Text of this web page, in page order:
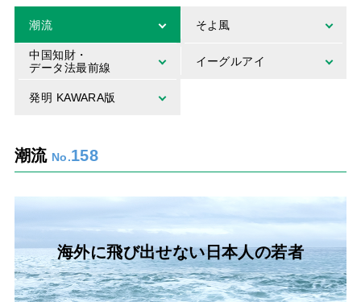
潮流 そよ風
中国知財・
データ法最前線
イーグルアイ
発明 KAWARA版
潮流 158
海外に飛び出せない日本人の若者